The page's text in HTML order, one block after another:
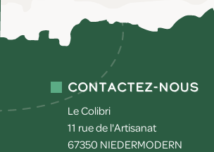
Contactez-nous
Le Colibri
11 rue de l'Artisanat
67350 NIEDERMODERN